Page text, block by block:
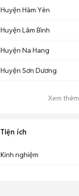
Huyện Hàm Yên
Huyện Lâm Bình
Huyện Na Hang
Huyện Sơn Dương
Xem thêm
Tiện ích
Kinh nghiệm